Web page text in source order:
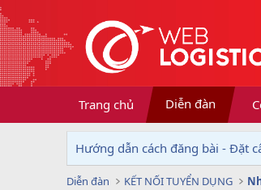
Trang chủ Diễn đàn
Hướng dẫn cách đăng bài - Đặt
Diễn đàn KẾT NỐI TUYỂN DỤNG